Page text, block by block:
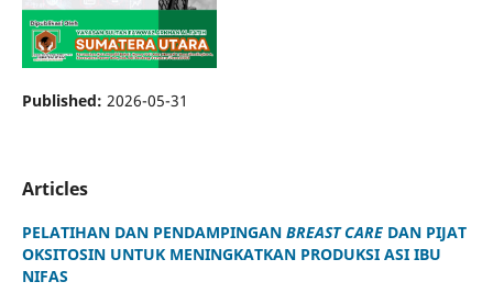
Published: 2026-05-31
Articles
PELATIHAN DAN PENDAMPINGAN BREAST CAREDAN PIJAT
OKSITOSIN UNTUK MENINGKATKAN PRODUKSI ASI IBU
NIFAS